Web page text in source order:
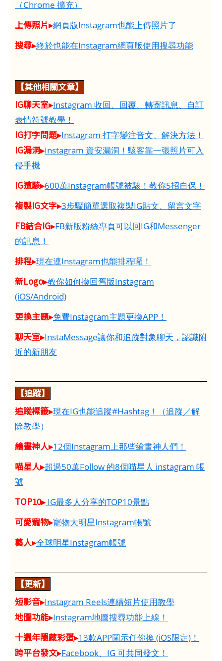
（Chrome 擴充）
上傳照片▸網頁版Instagram也能上傳照片了
搜尋▸終於也能在Instagram網頁版使用搜尋功能
【其他相關文章】
IG聊天室▸Instagram 收回、回覆、轉寄訊息、自訂
表情符號教學！
IG打字問題▸Instagram 打字變注音文、解決方法！
IG漏洞▸Instagram 資安漏洞！駭客靠一張照片可入
侵手機
IG遭駭▸600萬Instagram帳號被駭！教你5招自保！
複製IG文字▸3步驟簡單選取複製IG貼文、留言文字
FB結合IG▸FB新版粉絲專頁可以回IG和Messenger
的訊息！
排程▸現在連Instagram也能排程囉！
新Logo▸教你如何換回舊版Instagram
(iOS/Android)
更換主題▸免費Instagram主題更換APP！
聊天室▸InstaMessage讓你和追蹤對象聊天，認識附
近的新朋友
【追蹤】
追蹤標籤▸現在IG也能追蹤#Hashtag！（追蹤／解
除教學）
繪畫神人▸12個Instagram上那些繪畫神人們！
喵星人▸超過50萬Follow 的8個喵星人 instagram 帳
號
TOP10▸IG最多人分享的TOP10景點
可愛寵物▸寵物大明星Instagram帳號
藝人▸全球明星Instagram帳號
【更新】
短影音▸Instagram Reels連續短片使用教學
地圖功能▸Instagram地圖搜尋功能上線！
十週年隱藏彩蛋▸13款APP圖示任你換 (iOS限定)！
跨平台發文▸Facebook、IG 可共同發文！